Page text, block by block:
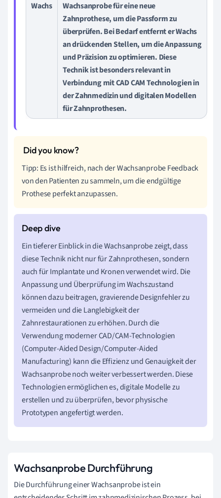
Wachs
Wachsanprobe für eine neue
Zahnprothese, um die Passform zu
überprüfen. Bei Bedarf entfernt er Wachs
an drückenden Stellen, um dieAnpassung
und Präzisionzu optimieren. Diese
Technik ist besonders relevant in
Verbindung mitCAD CAM Technologien in
der Zahnmedizinund digitalen Modellen
für Zahnprothesen.
Tipp: Es ist hilfreich, nach der Wachsanprobe Feedback
von den Patienten zu sammeln, um die endgültige
Prothese perfekt anzupassen.
Ein tieferer Einblick in die Wachsanprobe zeigt, dass
diese Technik nicht nur für Zahnprothesen, sondern
auch für Implantate und Kronen verwendet wird. Die
Anpassung und Überprüfung im Wachszustand
können dazu beitragen, gravierende Designfehler zu
vermeiden und die Langlebigkeit der
Zahnrestaurationen zu erhöhen. Durch die
Verwendung moderner CAD/CAM-Technologien
(Computer-Aided Design/Computer-Aided
Manufacturing) kann die Effizienz und Genauigkeit der
Wachsanprobe noch weiter verbessert werden. Diese
Technologien ermöglichen es, digitale Modelle zu
erstellen und zu überprüfen, bevor physische
Prototypen angefertigt werden.
Wachsanprobe Durchführung
Die Durchführung einer Wachsanprobe ist ein